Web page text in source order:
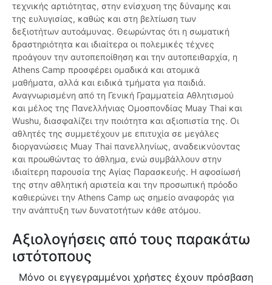
τεχνικής αρτιότητας, στην ενίσχυση της δύναμης και
της ευλυγισίας, καθώς και στη βελτίωση των
δεξιοτήτων αυτοάμυνας. Θεωρώντας ότι η σωματική
δραστηριότητα και ιδιαίτερα οι πολεμικές τέχνες
προάγουν την αυτοπεποίθηση και την αυτοπειθαρχία, η
Athens Camp προσφέρει ομαδικά και ατομικά
μαθήματα, αλλά και ειδικά τμήματα για παιδιά.
Αναγνωρισμένη από τη Γενική Γραμματεία Αθλητισμού
και μέλος της Πανελλήνιας Ομοσπονδίας Muay Thai και
Wushu, διασφαλίζει την ποιότητα και αξιοπιστία της. Οι
αθλητές της συμμετέχουν με επιτυχία σε μεγάλες
διοργανώσεις Muay Thai πανελληνίως, αναδεικνύοντας
και προωθώντας το άθλημα, ενώ συμβάλλουν στην
ιδιαίτερη παρουσία της Αγίας Παρασκευής. Η αφοσίωσή
της στην αθλητική αριστεία και την προσωπική πρόοδο
καθιερώνει την Athens Camp ως σημείο αναφοράς για
την ανάπτυξη των δυνατοτήτων κάθε ατόμου.
Αξιολογήσεις από τους παρακάτω
ιστότοπους
Μόνο οι εγγεγραμμένοι χρήστες έχουν πρόσβαση